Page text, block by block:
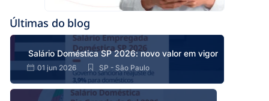
Últimas do blog
Salário Doméstica SP 2026: novo valor em vigor
01 jun 2026 SP - São Paulo